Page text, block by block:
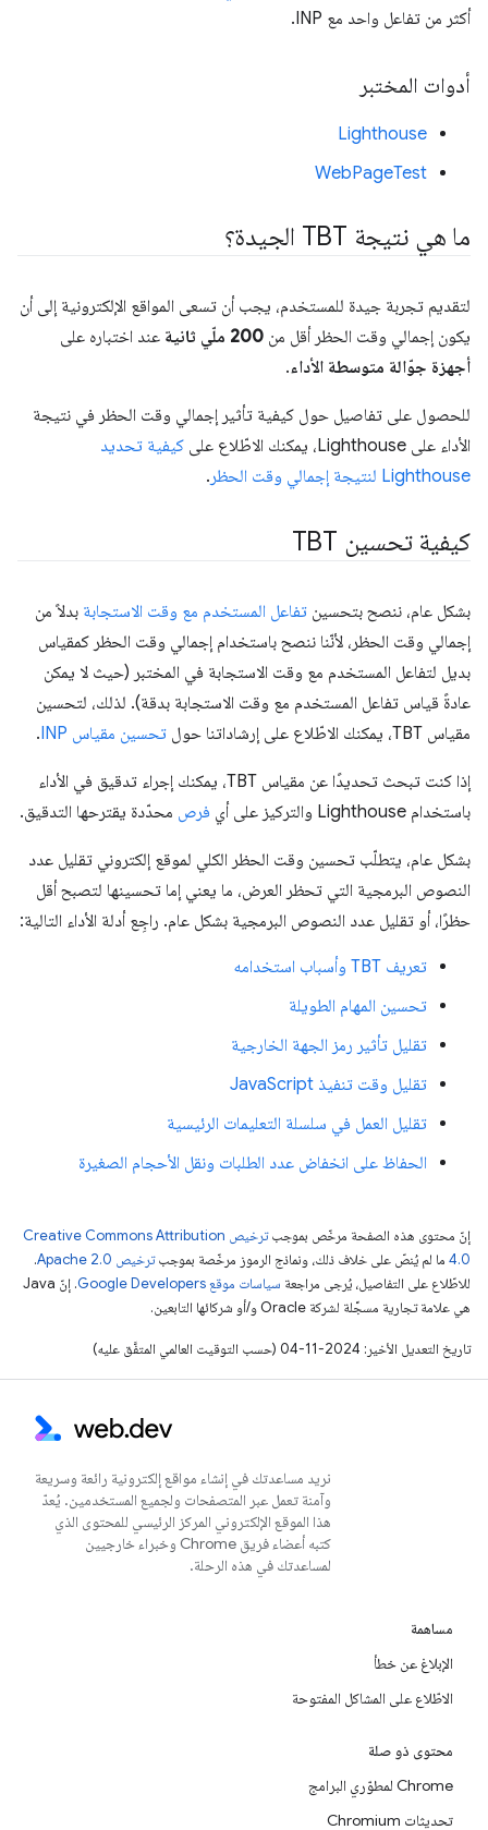
أكثر من تفاعل واحد مع INP.
أدوات المختبر
Lighthouse
WebPageTest
ما هي نتيجة TBT الجيدة؟
لتقديم تجربة جيدة للمستخدم، يجب أن تسعى المواقع الإلكترونية إلى أن
يكون إجمالي وقت الحظر أقل من 200 ملّي ثانية
عند اختباره على
أجهزة جوّالة متوسطة الأداء.
للحصول على تفاصيل حول كيفية تأثير إجمالي وقت الحظر في نتيجة
الأداء على Lighthouse، يمكنك الاطّلاع على
كيفية تحديد
Lighthouse لنتيجة إجمالي وقت الحظر
.
كيفية تحسين TBT
بشكل عام، ننصح بتحسين تفاعل المستخدم مع وقت الاستجابة بدلاً من
إجمالي وقت الحظر، لأنّنا ننصح باستخدام إجمالي وقت الحظر كمقياس
بديل لتفاعل المستخدم مع وقت الاستجابة في المختبر (حيث لا يمكن
عادةً قياس تفاعل المستخدم مع وقت الاستجابة بدقة). لذلك، لتحسين
مقياس TBT، يمكنك الاطّلاع على إرشاداتنا حول
تحسين مقياس INP .
إذا كنت تبحث تحديدًا عن مقياس TBT، يمكنك إجراء تدقيق في الأداء
باستخدام Lighthouse والتركيز على أي
فرص محدّدة يقترحها التدقيق.
بشكل عام، يتطلّب تحسين وقت الحظر الكلي لموقع إلكتروني تقليل عدد
النصوص البرمجية التي تحظر العرض، ما يعني إما تحسينها لتصبح أقل
حظرًا، أو تقليل عدد النصوص البرمجية بشكل عام. راجِع أدلة الأداء التالية:
تعريف TBT وأسباب استخدامه
تحسين المهام الطويلة
تقليل تأثير رمز الجهة الخارجية
تقليل وقت تنفيذ JavaScript
تقليل العمل في سلسلة التعليمات الرئيسية
الحفاظ على انخفاض عدد الطلبات ونقل الأحجام الصغيرة
إنّ محتوى هذه الصفحة مرخّص بموجب
ترخيص Creative Commons Attribution
4.0‏ ما لم يُنصّ على خلاف ذلك، ونماذج الرموز مرخّصة بموجبترخيص Apache 2.0‏
.
للاطّلاع على التفاصيل، يُرجى مراجعة سياسات موقع Google Developers‏
. إنّ Java
هي علامة تجارية مسجَّلة لشركة Oracle و/أو شركائها التابعين.
تاريخ التعديل الأخير: 2024-11-04 (حسب التوقيت العالمي المتفَّق عليه)
نريد مساعدتك في إنشاء مواقع إلكترونية رائعة وسريعة
وآمنة تعمل عبر المتصفحات ولجميع المستخدمين. يُعدّ
هذا الموقع الإلكتروني المركز الرئيسي للمحتوى الذي
كتبه أعضاء فريق Chrome وخبراء خارجيين
لمساعدتك في هذه الرحلة.
مساهمة
الإبلاغ عن خطأ
الاطّلاع على المشاكل المفتوحة
محتوى ذو صلة
Chrome لمطوّري البرامج
تحديثات Chromium